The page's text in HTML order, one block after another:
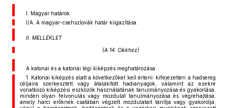
I. Magyar határok.
I/A. A magyar-csehszlovák határ kiigazítása.
II. MELLÉKLET
(A 14. Cikkhez)
A katonai és a katonai légi kiképzés meghatározása
1. Katonai kiképzés alatt a következőket kell érteni: kifejezetten a hadsereg
céljaira szerkesztett vagy átalakított hadianyagok, valamint az ezekre
vonatkozó kiképzési eszközök használatának tanulmányozása és gyakorlása;
minden olyan felvonulás vagy mozdulat tanulmányozása és végrehajtása,
amely harci erőknek csatában végzett mozdulatait tanítja vagy gyakorolja;